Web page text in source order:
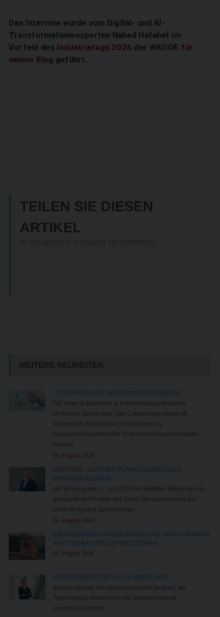
Das Interview wurde vom Digital- und AI-
Transformationsexperten Nahed Hatahet im
Vorfeld des Industrietags 2026 der WKOOE für
seinen Blog geführt.
TEILEN SIE DIESEN
ARTIKEL
WEITERE NEUHEITEN
CYBERRESILIENZ IM GESUNDHEITSWESEN
Für Viren & Bakterien in Krankenhäusern gibt es
Methoden zur Abwehr. Der Cyberschutz bleibt oft
lückenhaft. Wie Spitäler, Ordinationen &
Gesundheitszentren ihre IT-Sicherheit gezielt stärken
können.
06. August 2026
DACHSER: GÜNTHER PLANK NEUER SALES
MANAGER AUSTRIA
Mit Wirkung zum 1. Juli 2026 hat Günther Plank die neu
geschaffene Position des Sales Manager Austria bei
Dachser Austria übernommen.
06. August 2026
EIN EIGENHEIM SICHER BAUEN UND UNFALLRISIKEN
AUF DER BAUSTELLE REDUZIEREN
06. August 2026
SOUVERÄNITÄT BRAUCHT MENSCHEN
Warum digitale Unabhängigkeit dort beginnt, wo
Technologie, Know-how und Innovationskraft
zusammenkommen.